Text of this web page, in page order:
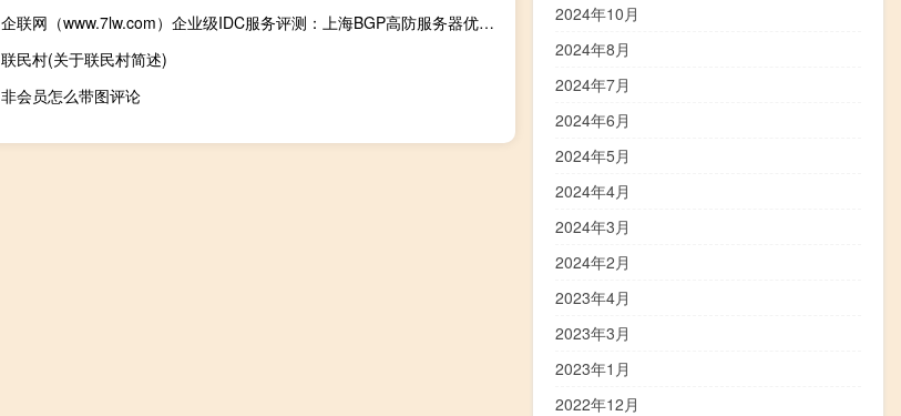
企联网（www.7lw.com）企业级IDC服务评测：上海BGP高防服务器优选方案
联民村(关于联民村简述)
非会员怎么带图评论
2024年10月
2024年8月
2024年7月
2024年6月
2024年5月
2024年4月
2024年3月
2024年2月
2023年4月
2023年3月
2023年1月
2022年12月